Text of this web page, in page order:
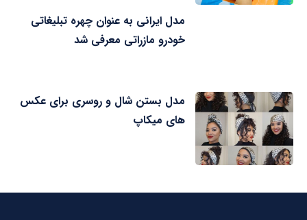
مدل ایرانی به عنوان چهره تبلیغاتی
خودرو مازراتی معرفی شد
مدل بستن شال و روسری برای عکس
های میکاپ